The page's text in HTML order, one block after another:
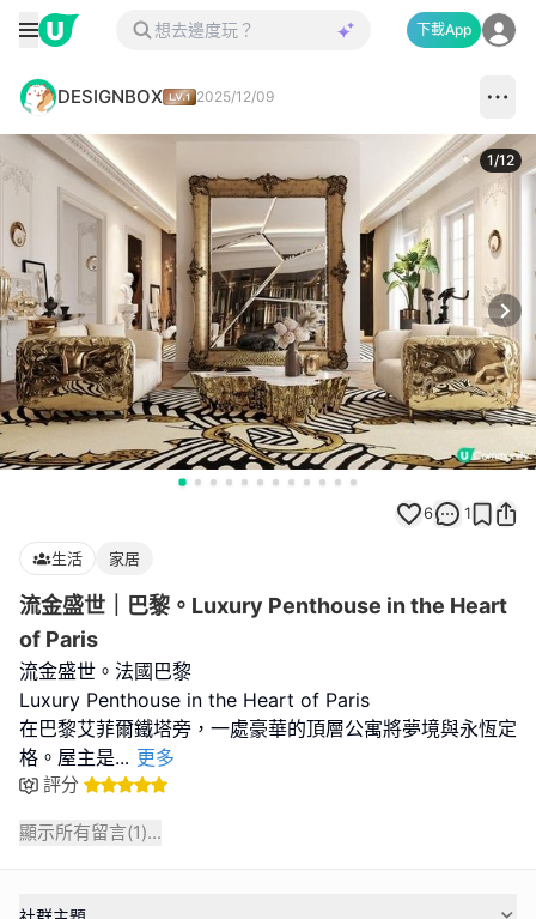
下載App
DESIGNBOX 2025/12/09
1/12
6 1
生活 家居
流金盛世｜巴黎。Luxury Penthouse in the Heart
of Paris
流金盛世。法國巴黎
Luxury Penthouse in the Heart of Paris
在巴黎艾菲爾鐵塔旁，一處豪華的頂層公寓將夢境與永恆定
格。屋主是... 更多
評分
顯示所有留言(1)...